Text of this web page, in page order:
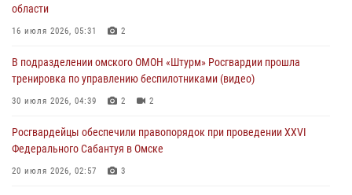
Росгвардейцы приняли участие в крестном ходе в День крещения
Руси в Омске
При содействии спецназа Росгвардии пресечены нарушения
миграционного законодательства в Омске (видео)
области
16 июля 2026, 05:31 2
В подразделении омского ОМОН «Штурм» Росгвардии прошла
тренировка по управлению беспилотниками (видео)
30 июля 2026, 04:39 2 2
Росгвардейцы обеcпечили правопорядок при проведении XXVI
Федерального Сабантуя в Омске
20 июля 2026, 02:57 3